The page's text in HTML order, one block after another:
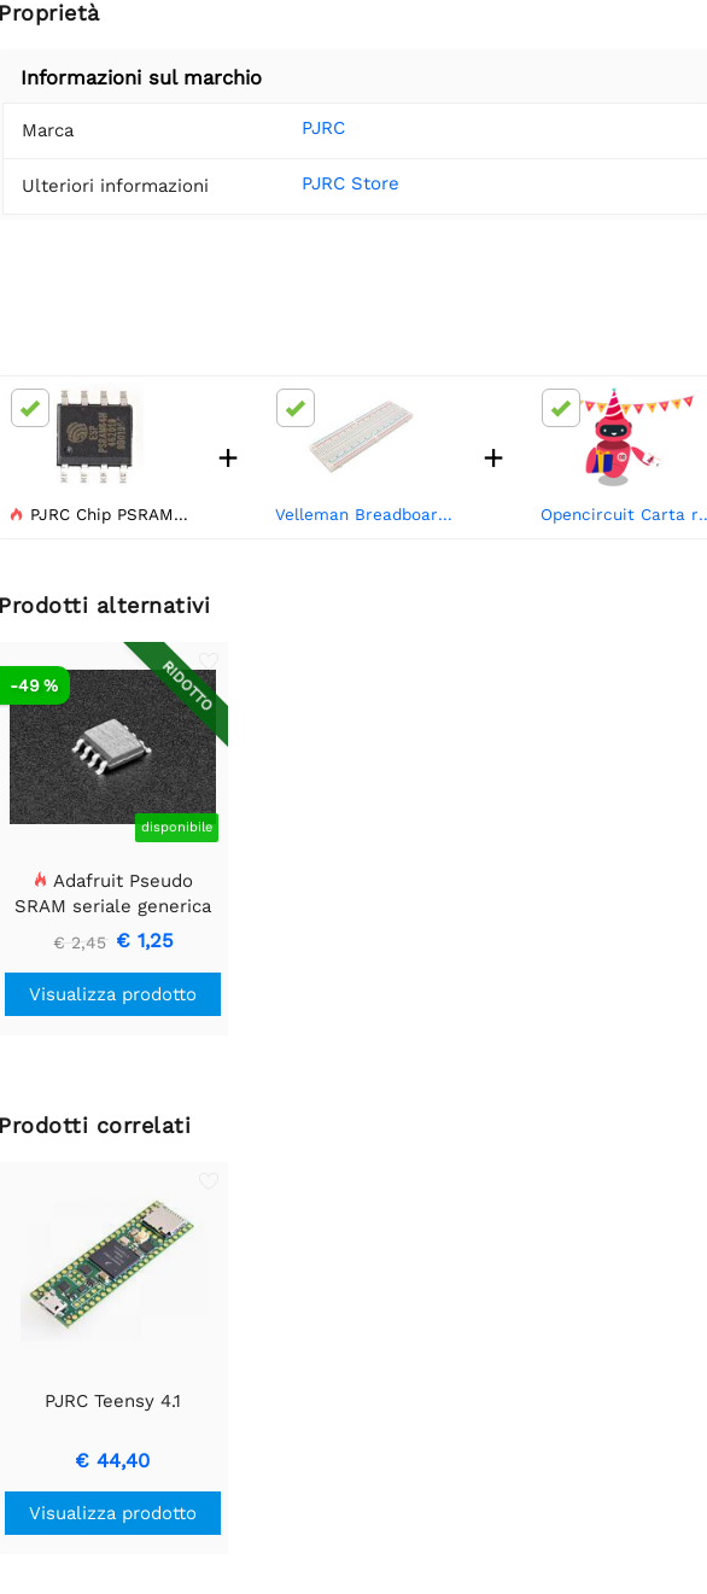
Proprietà
Informazioni sul marchio
Marca PJRC
Ulteriori informazioni PJRC Store
 PJRC Chip PSRAM da 8 MB per Teensy 4.1
+
Velleman Breadboard 830 punti - bianco
+
Prodotti alternativi
RIDOTTO
disponibile
-49 %
Adafruit Pseudo
SRAM seriale generica
da 64 Mbit - PSRAM -
3,3 V 133 MHz
€ 2,45 € 1,25
Visualizza prodotto
Prodotti correlati
PJRC Teensy 4.1
€ 44,40
Visualizza prodotto